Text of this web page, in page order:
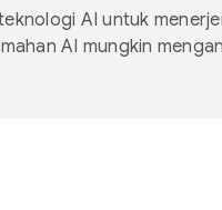
AI untuk
AI mungkin